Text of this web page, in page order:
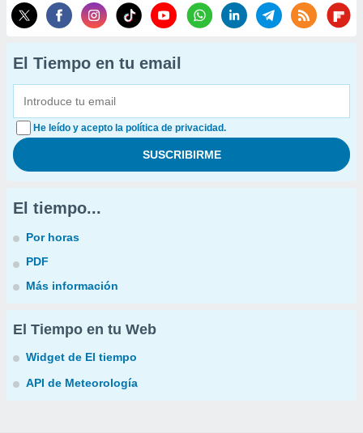
El Tiempo en tu email
He leído y acepto la política de privacidad.
El tiempo...
Por horas
PDF
Más información
El Tiempo en tu Web
Widget de El tiempo
API de Meteorología